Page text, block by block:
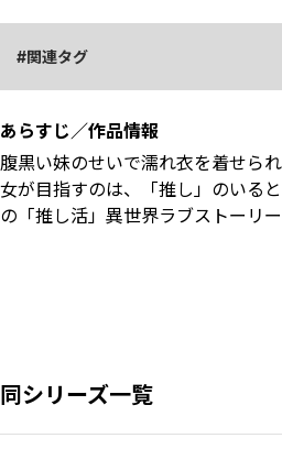
関連タグ
あらすじ／作品情報
腹黒い妹のせいで濡れ衣を着せら
女が目指すのは、「推し」のいる
の「推し活」異世界ラブストーリー
同シリーズ一覧